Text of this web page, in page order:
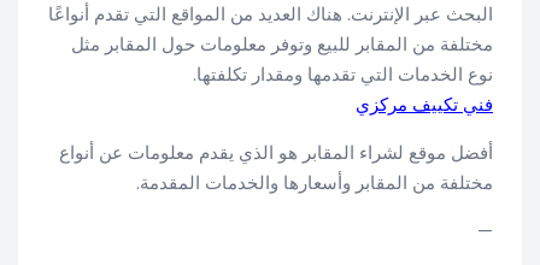
البحث عبر الإنترنت. هناك العديد من المواقع التي تقدم أنواعًا
مختلفة من المقابر للبيع وتوفر معلومات حول المقابر مثل
نوع الخدمات التي تقدمها ومقدار تكلفتها.
فني تكييف مركزي
أفضل موقع لشراء المقابر هو الذي يقدم معلومات عن أنواع
مختلفة من المقابر وأسعارها والخدمات المقدمة.
—